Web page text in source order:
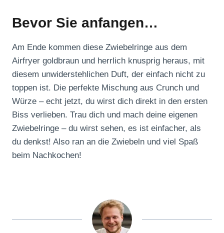
Bevor Sie anfangen…
Am Ende kommen diese Zwiebelringe aus dem
Airfryer goldbraun und herrlich knusprig heraus, mit
diesem unwiderstehlichen Duft, der einfach nicht zu
toppen ist. Die perfekte Mischung aus Crunch und
Würze – echt jetzt, du wirst dich direkt in den ersten
Biss verlieben. Trau dich und mach deine eigenen
Zwiebelringe – du wirst sehen, es ist einfacher, als
du denkst! Also ran an die Zwiebeln und viel Spaß
beim Nachkochen!